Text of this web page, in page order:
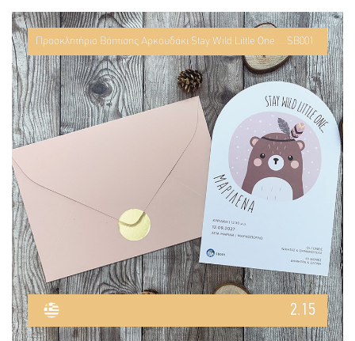
Προσκλητήριο Βάπτισης Αρκουδάκι Stay Wild Little One… SB001
2.15